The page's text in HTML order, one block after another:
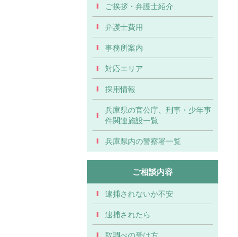
ご挨拶・弁護士紹介
弁護士費用
事務所案内
対応エリア
採用情報
兵庫県の官公庁、刑事・少年事
件関連施設一覧
兵庫県内の警察署一覧
ご相談内容
逮捕されないか不安
逮捕されたら
取調べの受け方